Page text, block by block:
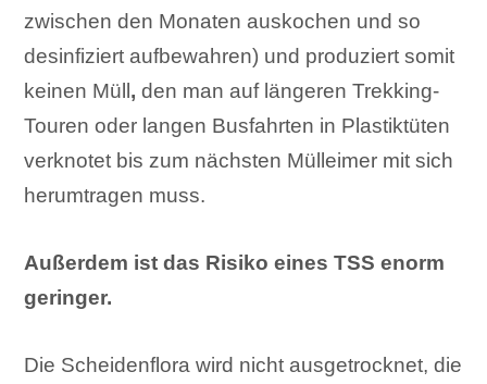
zwischen den Monaten auskochen und so
desinfiziert aufbewahren) und produziert somit
keinen Müll , den man auf längeren Trekking-
Touren oder langen Busfahrten in Plastiktüten
verknotet bis zum nächsten Mülleimer mit sich
herumtragen muss.
Außerdem ist das Risiko eines TSS enorm
geringer.
Die Scheidenflora wird nicht ausgetrocknet, die